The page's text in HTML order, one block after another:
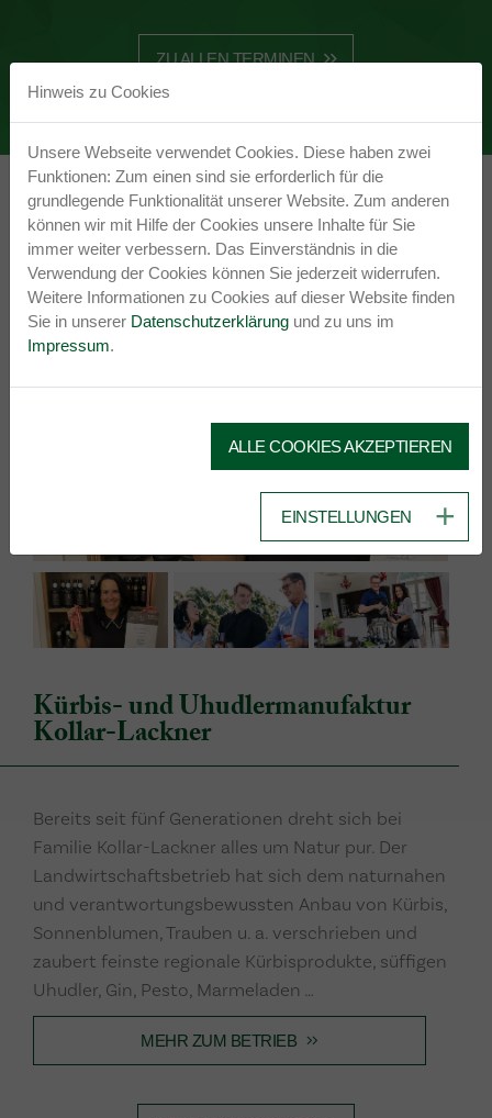
ZU ALLEN TERMINEN
Erlebnisreich Zickental
BETRIEBSVORSTELLUNG
Kürbis- und Uhudlermanufaktur
Kollar-Lackner
Bereits seit fünf Generationen dreht sich bei
Familie Kollar-Lackner alles um Natur pur. Der
Landwirtschaftsbetrieb hat sich dem naturnahen
und verantwortungsbewussten Anbau von Kürbis,
Sonnenblumen, Trauben u. a. verschrieben und
zaubert feinste regionale Kürbisprodukte, süffigen
Uhudler, Gin, Pesto, Marmeladen …
MEHR ZUM BETRIEB
Hinweis zu Cookies
Unsere Webseite verwendet Cookies. Diese haben zwei
Funktionen: Zum einen sind sie erforderlich für die
grundlegende Funktionalität unserer Website. Zum anderen
können wir mit Hilfe der Cookies unsere Inhalte für Sie
immer weiter verbessern. Das Einverständnis in die
Verwendung der Cookies können Sie jederzeit widerrufen.
Weitere Informationen zu Cookies auf dieser Website finden
Sie in unserer Datenschutzerklärung und zu uns im
Impressum.
ALLE COOKIES AKZEPTIEREN
EINSTELLUNGEN